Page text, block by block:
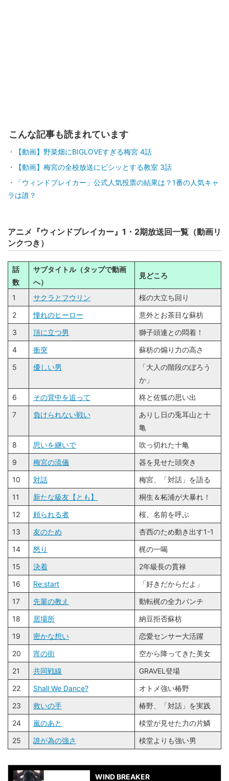
こんな記事も読まれています
【動画】野菜畑にBIGLOVEすぎる梅宮 4話
【動画】梅宮の全校放送にピシッとする教室 3話
「ウィンドブレイカー」公式人気投票の結果は？1番の人気キャ
ラは誰？
アニメ『ウィンドブレイカー』1・2期放送回一覧（動画リ
ンクつき）
話
数
サブタイトル（タップで動画
へ）
見どころ
1 サクラとフウリン
桜の大立ち回り
2
憧れのヒーロー
意外とお茶目な蘇枋
3
頂に⽴つ男
獅子頭連との悶着！
4
衝突
蘇枋の煽り力の高さ
5
優しい男
「大人の階段のぼろう
か」
6
その背中を追って
柊と佐狐の思い出
7
負けられない戦い
ありし日の兎耳山と十
亀
8
思いを継いで
吹っ切れた十亀
9
梅宮の流儀
器を見せた頭突き
10
対話
梅宮、「対話」を語る
11
新たな級友【とも】
桐生＆柘浦が大暴れ！
12
頼られる者
桜、名前を呼ぶ
13
友のため
杏西のため動き出す1-1
14
怒り
梶の一喝
15
決着
2年級長の貫禄
16
Re:start
「好きだからだよ」
17
先輩の教え
動転梶の全力パンチ
18
居場所
納豆拒否蘇枋
19
密かな想い
恋愛センサー大活躍
20
宵の街
空から降ってきた美女
21
共同戦線
GRAVEL登場
22
Shall We Dance?
オトメ強い椿野
23
救いの手
椿野、「対話」を実践
24
嵐のあと
棪堂が見せた力の片鱗
25
誰が為の強さ 棪堂よりも強い男
WIND BREAKER